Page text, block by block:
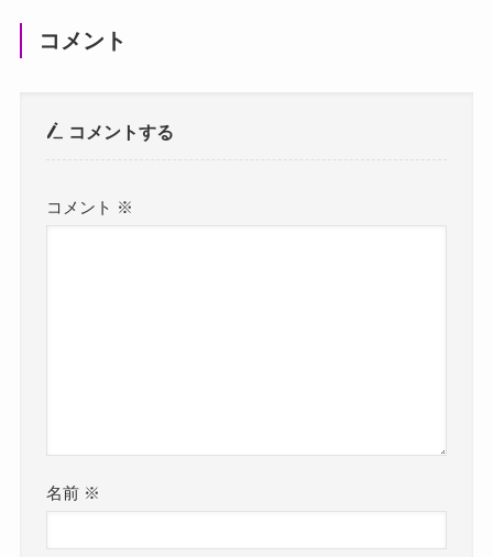
コメント
コメントする
コメント ※
名前 ※